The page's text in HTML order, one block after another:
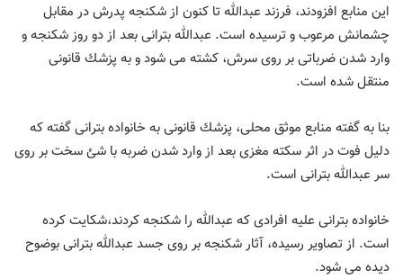
اين منابع افزودند، فرزند عبدالله تا كنون از شكنجه پدرش در مقابل
چشمانش مرعوب و ترسيده است. عبدالله بترانى بعد از دو روز شكنجه و
وارد شدن ضرباتى بر روى سرش، كشته مى شود و به پزشك قانونى
منتقل شده است.
بنا به گفته منابع موثق محلى، پزشك قانونى به خانواده بترانى گفته كه
دليل فوت در اثر سكته مغزى بعد از وارد شدن ضربه با شئ سخت بر روى
سر عبدالله بترانى است.
خانواده بترانى عليه افرادى كه عبدالله را شكنجه كردند،شكايت كرده
است. از تصاوير رسيده، آثار شكنجه بر روى جسد عبدالله بترانى بوضوح
ديده مى شود.